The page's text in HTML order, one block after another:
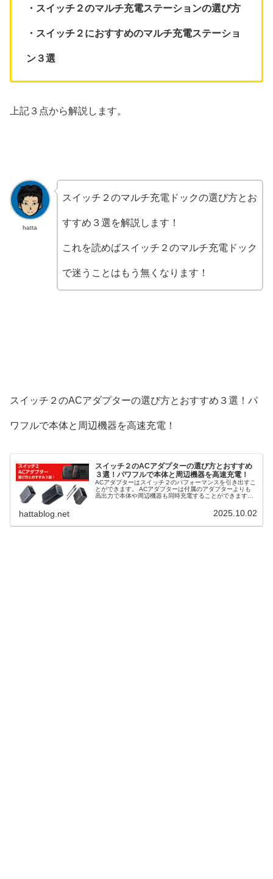
・スイッチ２のマルチ充電ステーションの選び方
・スイッチ２におすすめのマルチ充電ステーショ
ン３選
上記３点から解説します。
hatta
スイッチ２のマルチ充電ドックの選び方とお
すすめ３選を解説します！
これを読めばスイッチ２のマルチ充電ドック
で迷うことはもう無くなります！
スイッチ２のACアダプターの選び方とおすすめ３選！パ
ワフルで本体と周辺機器を高速充電！
スイッチ２のACアダプターの選び方とおすすめ
３選！パワフルで本体と周辺機器を高速充電！
ACアダプターはスイッチ２のパフォーマンスを引き出すこ
とができます。 ACアダプターは付属のアダプターよりも
高出力で本体や周辺機器も同時充電することができます。
やノートPCにも流用できます。 そこで、スイッチ２のAC
アダプターの選び方とおすすめ３選を解説します。
hattablog.net 2025.10.02